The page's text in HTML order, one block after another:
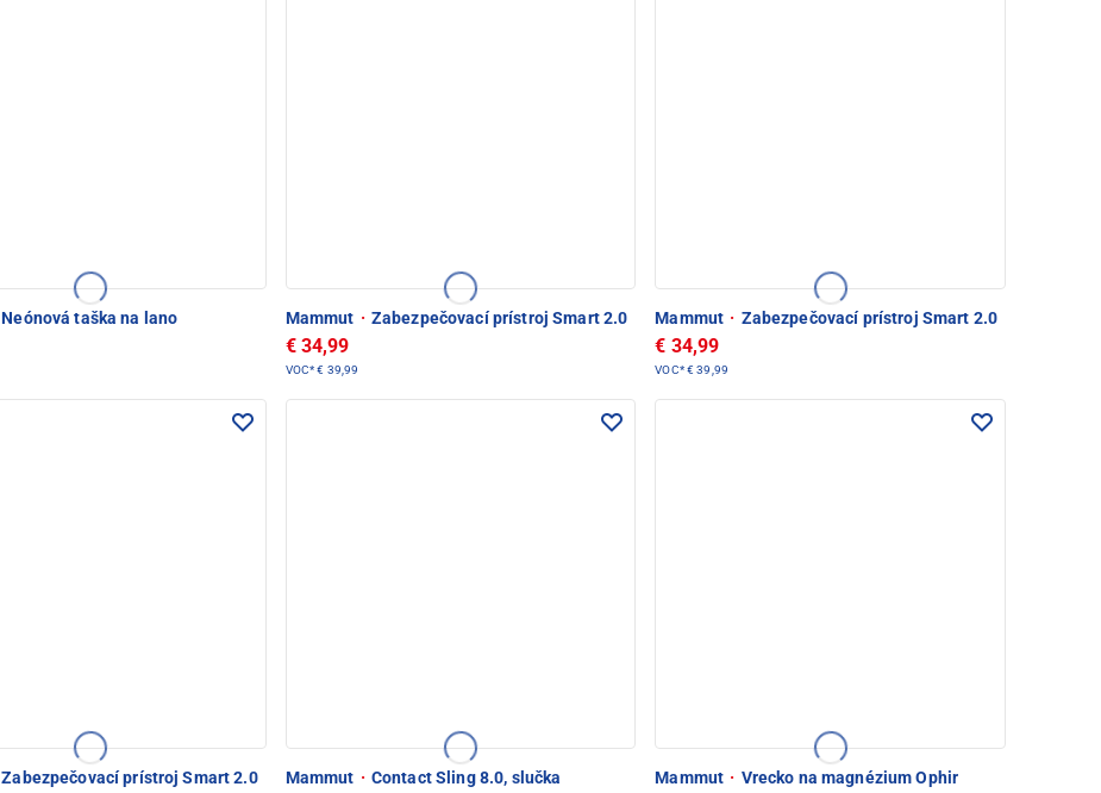
Neónová taška na lano Mammut · Zabezpečovací prístroj Smart 2.0
€ 34,99
VOC*€ 39,99
Mammut · Zabezpečovací prístroj Smart 2.0
€ 34,99
VOC*€ 39,99
Zabezpečovací prístroj Smart 2.0 Mammut · Contact Sling 8.0, slučka Mammut · Vrecko na magnézium Ophir